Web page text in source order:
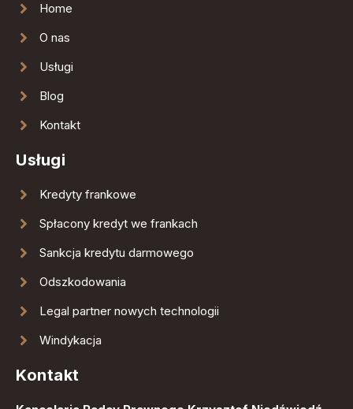
Home
O nas
Usługi
Blog
Kontakt
Usługi
Kredyty frankowe
Spłacony kredyt we frankach
Sankcja kredytu darmowego
Odszkodowania
Legal partner nowych technologii
Windykacja
Kontakt